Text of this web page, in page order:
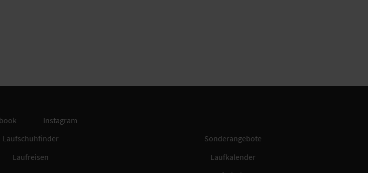
Instagram
Laufschuhfinder
Sonderangebote
Laufreisen
Laufkalender